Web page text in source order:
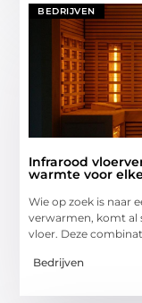
BEDRIJVEN
Infrarood
warmte voor
Wie op zoek is naar
verwarmen, komt al
vloer. Deze
Bedrijven